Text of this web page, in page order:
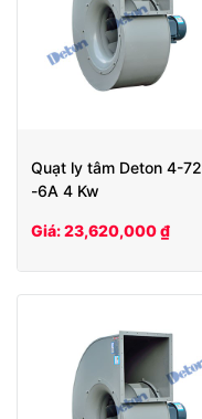
Quạt ly tâm Deton 4-72
-6A 4 Kw
Giá: 23,620,000 ₫